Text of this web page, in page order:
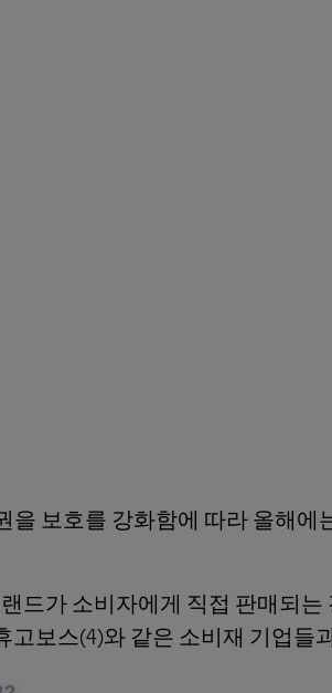
보호를 강화함에 따라 올해에
드가 소비자에게 직접 판매되는
고보스(4)와 같은 소비재 기업